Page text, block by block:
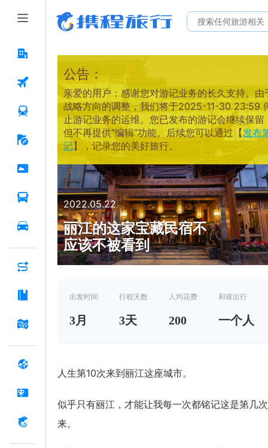
公告：
亲爱的用户：感谢您对游记业务的长久支持。由
战略方向的调整，我们将于2025-11-30 23:59
止游记业务的运维。您已发布的游记会继续保留
但不再提供“编辑”功能。后续您可以通过【发布
记】，记录您的美好旅行。
2022.05.22
丽江的这家宝藏民宿不
应该不被看到
出发时间
3月
行程天数
3天
人均花费
200
和谁出行
一个人
人生第10次来到丽江这座城市。
似乎只有丽江，才能让我每一次都铭记这是第几
来。